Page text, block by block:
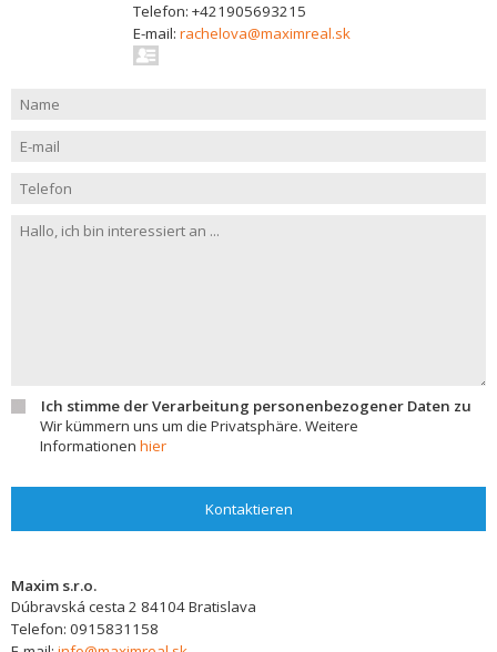
Telefon: +421905693215
E-mail: rachelova@maximreal.sk
Ich stimme der Verarbeitung personenbezogener Daten zu
Wir kümmern uns um die Privatsphäre. Weitere
Informationen hier
Kontaktieren
Maxim s.r.o.
Dúbravská cesta 2 84104Bratislava
Telefon: 0915831158